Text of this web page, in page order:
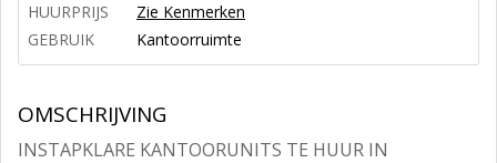
HUURPRIJS
Zie Kenmerken
GEBRUIK
Kantoorruimte
OMSCHRIJVING
INSTAPKLARE KANTOORUNITS TE HUUR IN